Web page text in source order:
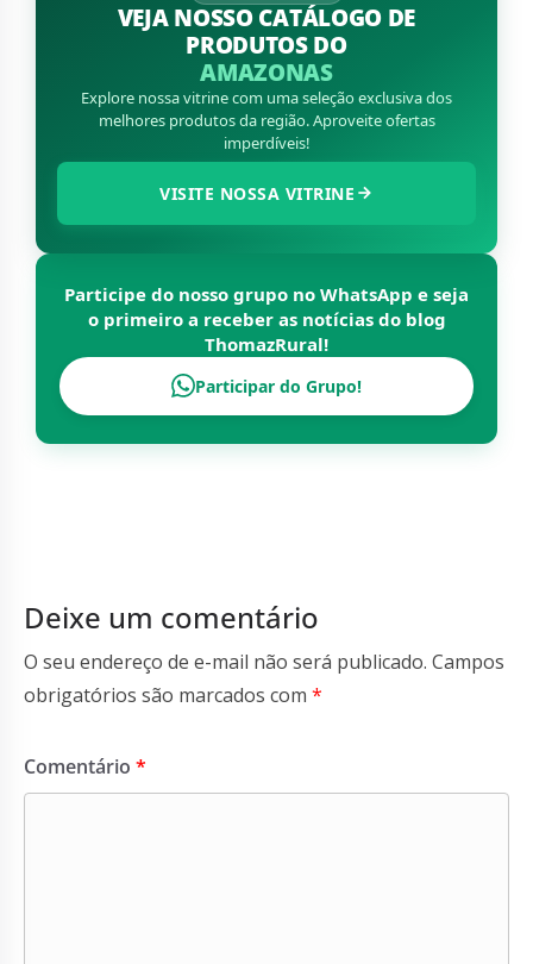
VEJA NOSSO CATÁLOGO DE
PRODUTOS DO
AMAZONAS
Explore nossa vitrine com uma seleção exclusiva dos
melhores produtos da região. Aproveite ofertas
imperdíveis!
VISITE NOSSA VITRINE
Participe do nosso grupo no WhatsApp e seja
o primeiro a receber as notícias do blog
ThomazRural!
Participar do Grupo!
Deixe um comentário
O seu endereço de e-mail não será publicado. Campos
obrigatórios são marcados com *
Comentário *